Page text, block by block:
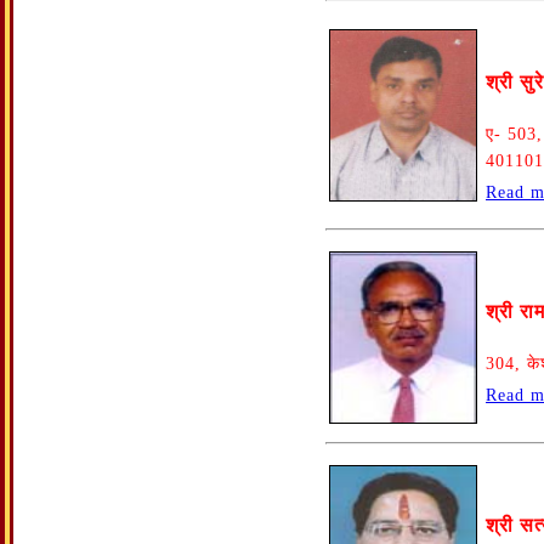
श्री
ए- 503,
Read
श्री
304,
Read
श्री